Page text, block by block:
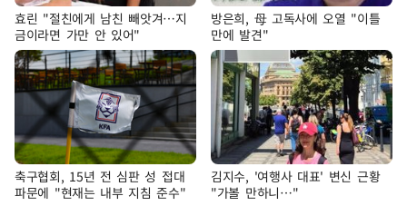
효린 "절친에게 남친 빼앗겨…지
금이라면 가만 안 있어"
방은희, 母 고독사에 오열 "이틀
만에 발견"
축구협회, 15년 전 심판 성 접대
파문에 "현재는 내부 지침 준수"
김지수, '여행사 대표' 변신 근황
"가볼 만하니…"